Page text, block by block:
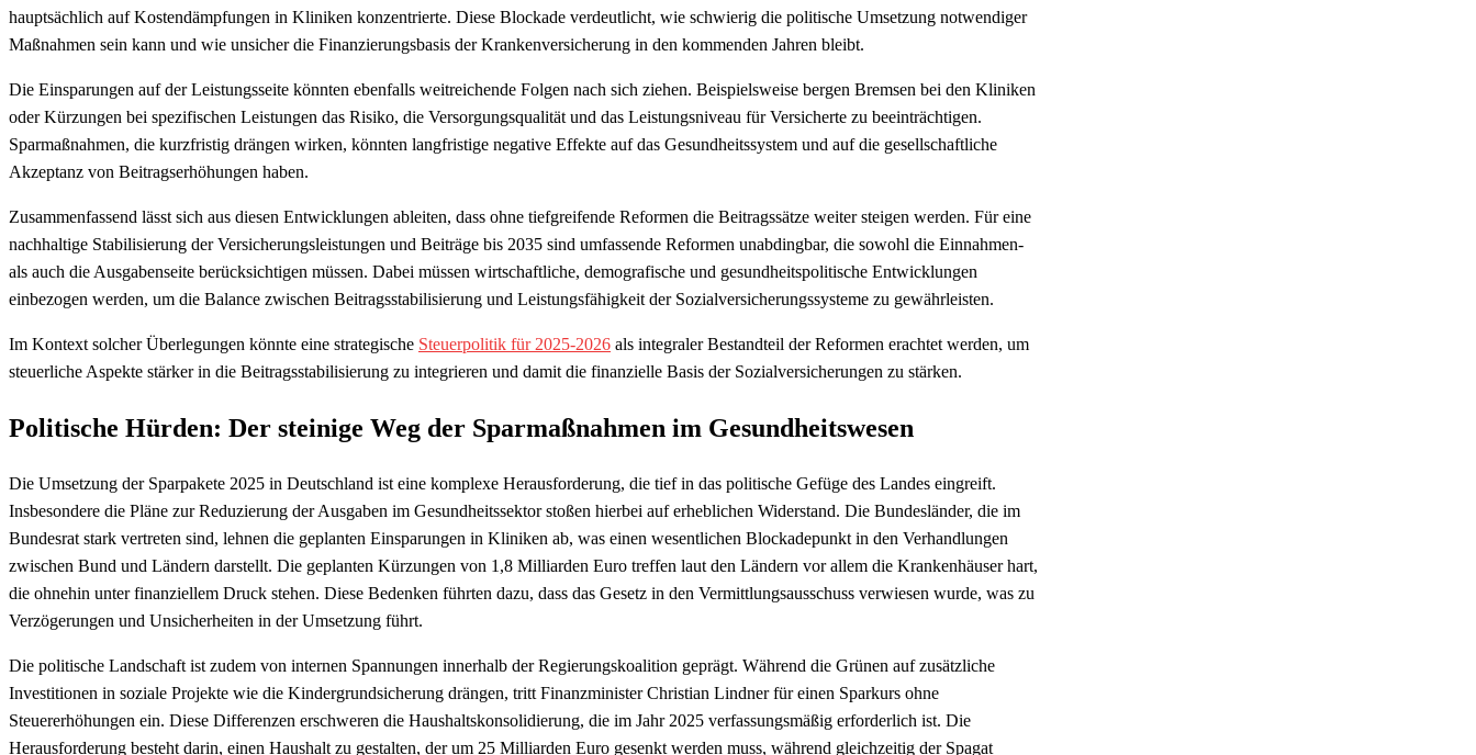
hauptsächlich auf Kostendämpfungen in Kliniken konzentrierte. Diese Blockade verdeutlicht, wie schwierig die politische Umsetzung notwendiger
Maßnahmen sein kann und wie unsicher die Finanzierungsbasis der Krankenversicherung in den kommenden Jahren bleibt.
Die Einsparungen auf der Leistungsseite könnten ebenfalls weitreichende Folgen nach sich ziehen. Beispielsweise bergen Bremsen bei den Kliniken
oder Kürzungen bei spezifischen Leistungen das Risiko, die Versorgungsqualität und das Leistungsniveau für Versicherte zu beeinträchtigen.
Sparmaßnahmen, die kurzfristig drängen wirken, könnten langfristige negative Effekte auf das Gesundheitssystem und auf die gesellschaftliche
Akzeptanz von Beitragserhöhungen haben.
Zusammenfassend lässt sich aus diesen Entwicklungen ableiten, dass ohne tiefgreifende Reformen die Beitragssätze weiter steigen werden. Für eine
nachhaltige Stabilisierung der Versicherungsleistungen und Beiträge bis 2035 sind umfassende Reformen unabdingbar, die sowohl die Einnahmen-
als auch die Ausgabenseite berücksichtigen müssen. Dabei müssen wirtschaftliche, demografische und gesundheitspolitische Entwicklungen
einbezogen werden, um die Balance zwischen Beitragsstabilisierung und Leistungsfähigkeit der Sozialversicherungssysteme zu gewährleisten.
Im Kontext solcher Überlegungen könnte eine strategische Steuerpolitik für 2025-2026 als integraler Bestandteil der Reformen erachtet werden, um
steuerliche Aspekte stärker in die Beitragsstabilisierung zu integrieren und damit die finanzielle Basis der Sozialversicherungen zu stärken.
Politische Hürden: Der steinige Weg der Sparmaßnahmen im Gesundheitswesen
Die Umsetzung der Sparpakete 2025 in Deutschland ist eine komplexe Herausforderung, die tief in das politische Gefüge des Landes eingreift.
Insbesondere die Pläne zur Reduzierung der Ausgaben im Gesundheitssektor stoßen hierbei auf erheblichen Widerstand. Die Bundesländer, die im
Bundesrat stark vertreten sind, lehnen die geplanten Einsparungen in Kliniken ab, was einen wesentlichen Blockadepunkt in den Verhandlungen
zwischen Bund und Ländern darstellt. Die geplanten Kürzungen von 1,8 Milliarden Euro treffen laut den Ländern vor allem die Krankenhäuser hart,
die ohnehin unter finanziellem Druck stehen. Diese Bedenken führten dazu, dass das Gesetz in den Vermittlungsausschuss verwiesen wurde, was zu
Verzögerungen und Unsicherheiten in der Umsetzung führt.
Die politische Landschaft ist zudem von internen Spannungen innerhalb der Regierungskoalition geprägt. Während die Grünen auf zusätzliche
Investitionen in soziale Projekte wie die Kindergrundsicherung drängen, tritt Finanzminister Christian Lindner für einen Sparkurs ohne
Steuererhöhungen ein. Diese Differenzen erschweren die Haushaltskonsolidierung, die im Jahr 2025 verfassungsmäßig erforderlich ist. Die
Herausforderung besteht darin, einen Haushalt zu gestalten, der um 25 Milliarden Euro gesenkt werden muss, während gleichzeitig der Spagat